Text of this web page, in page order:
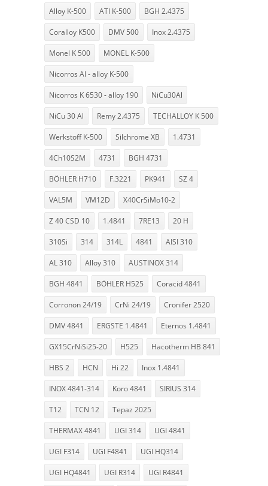
Alloy K-500 ATI K-500 BGH 2.4375
Coralloy K500 DMV 500 Inox 2.4375
Monel K 500 MONEL K-500
Nicorros Al - alloy K-500
Nicorros K 6530 - alloy 190 NiCu30Al
NiCu 30 Al Remy 2.4375 TECHALLOY K 500
Werkstoff K-500 Silchrome XB 1.4731
4Ch10S2M 4731 BGH 4731
BÖHLER H710 F.3221 PK941 SZ 4
VAL5M VM12D X40CrSiMo10-2
Z 40 CSD 10 1.4841 7RE13 20 H
310Si 314 314L 4841 AISI 310
AL 310 Alloy 310 AUSTINOX 314
BGH 4841 BÖHLER H525 Coracid 4841
Corronon 24/19 CrNi 24/19 Cronifer 2520
DMV 4841 ERGSTE 1.4841 Eternos 1.4841
GX15CrNiSi25-20 H525 Hacotherm HB 841
HBS 2 HCN Hi 22 Inox 1.4841
INOX 4841-314 Koro 4841 SIRIUS 314
T12 TCN 12 Tepaz 2025
THERMAX 4841 UGI 314 UGI 4841
UGI F314 UGI F4841 UGI HQ314
UGI HQ4841 UGI R314 UGI R4841